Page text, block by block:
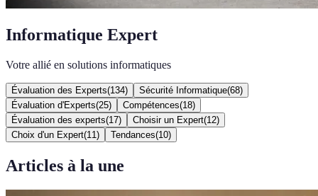
Informatique Expert
Votre allié en solutions informatiques
Évaluation des Experts(134) Sécurité Informatique(68)
Évaluation d'Experts(25) Compétences(18)
Évaluation des experts(17) Choisir un Expert(12)
Choix d'un Expert(11 ) Tendances(10)
Articles à la une